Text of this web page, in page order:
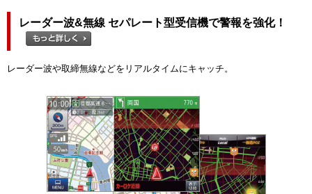
レーダー波&無線 セパレート型受信機で警報を強化！
レーダー波や取締無線などをリアルタイムにキャッチ。